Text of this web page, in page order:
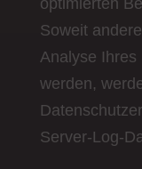
optimierten
Soweit
Analyse Ihres
werden,
Server-Log-